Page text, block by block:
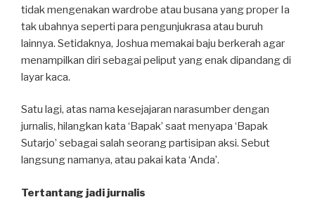
tidak mengenakan wardrobe atau busana yang proper Ia
tak ubahnya seperti para pengunjukrasa atau buruh
lainnya. Setidaknya, Joshua memakai baju berkerah agar
menampilkan diri sebagai peliput yang enak dipandang di
layar kaca.
Satu lagi, atas nama kesejajaran narasumber dengan
jurnalis, hilangkan kata ‘Bapak’ saat menyapa ‘Bapak
Sutarjo’ sebagai salah seorang partisipan aksi. Sebut
langsung namanya, atau pakai kata ‘Anda’.
Tertantang jadi jurnalis